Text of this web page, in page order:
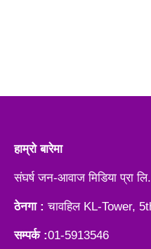
हाम्रो बारेमा
संघर्ष जन-आवाज मिडिया प्रा लि.
ठेनगा : चावहिल KL-Tower,
सम्पर्क :01-5913546